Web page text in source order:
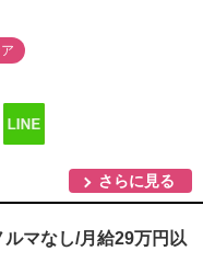
さらに見る
マなし/月給29万円以